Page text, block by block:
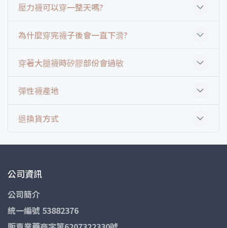
壓力襪可以穿一整天嗎?
為什麼穿完襪子後會一直下滑?
穿著大腿襪時矽膠部份會過敏
彈性襪產地
退換貨方式
公司資訊
公司簡介
統一編號 53882376